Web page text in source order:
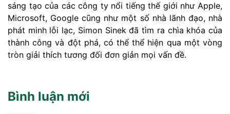
sáng tạo của các công ty nổi tiếng thế giới như Apple,
Microsoft, Google cũng như một số nhà lãnh đạo, nhà
phát minh lỗi lạc, Simon Sinek đã tìm ra chìa khóa của
thành công và đột phá, có thể thể hiện qua một vòng
tròn giải thích tương đối đơn giản mọi vấn đề.
Bình luận mới